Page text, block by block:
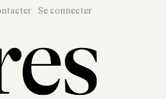
Se connecter